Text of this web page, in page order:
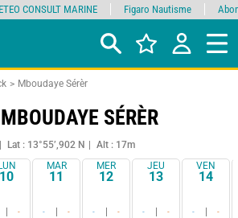
Mboudaye Sérèr
MBOUDAYE SÉRÈR
Lat : 13°55’,902 N
Alt : 17m
LUN
10
-
MAR
11
- -
MER
12
- -
JEU
13
- -
VEN
14
- -
CONSULT MARINE Figaro Nautisme